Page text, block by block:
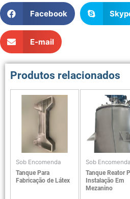
Facebook
E-mail
Produtos relacionados
Sob Encomenda
Tanque Para
Fabricação de Látex
Sob Encomenda
Tanque Reator
Instalação Em
Mezanino